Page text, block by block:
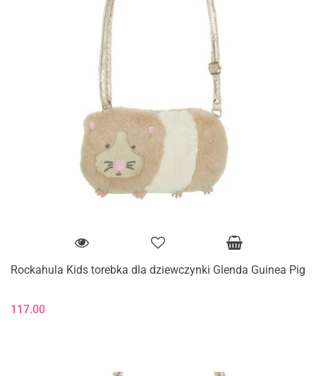
Rockahula Kids torebka dla dziewczynki Glenda Guinea Pig
117.00